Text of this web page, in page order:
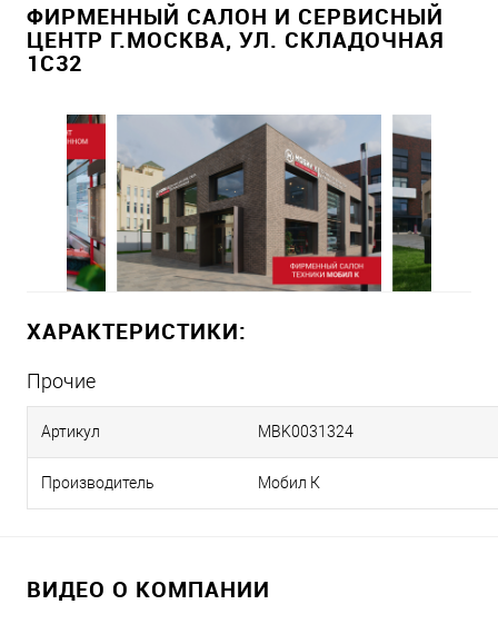
ФИРМЕННЫЙ САЛОН И СЕРВИСНЫЙ
ЦЕНТР Г.МОСКВА, УЛ. СКЛАДОЧНАЯ
1С32
ХАРАКТЕРИСТИКИ:
Прочие
Артикул MBK0031324
Производитель Мобил К
ВИДЕО О КОМПАНИИ